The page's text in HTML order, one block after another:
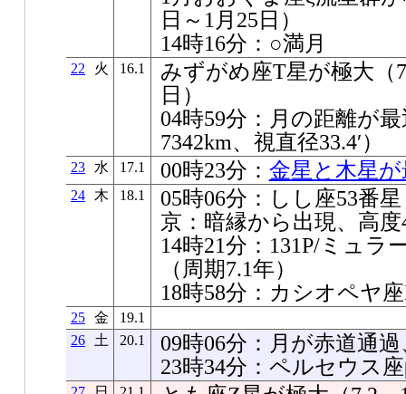
日～1月25日）
14時16分：○満月
22 火 16.1
みずがめ座T星が極大（
日）
04時59分：月の距離が
7342km、視直径33.4′）
23 水 17.1 00時23分： 金星と木星
24 木 18.1
05時06分：しし座53番
京：暗縁から出現、高度
14時21分：131P/ミュラ
（周期7.1年）
18時58分：カシオペヤ
25 金
19.1
26
土 20.1
09時06分：月が赤道通
23時34分：ペルセウス